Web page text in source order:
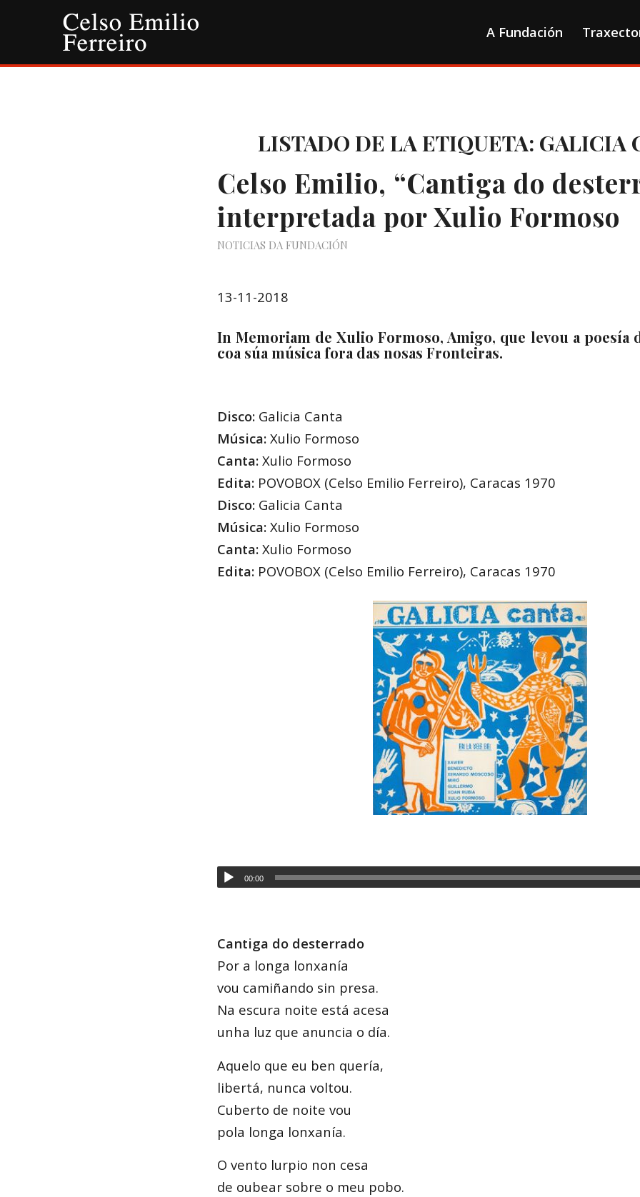
A Fundación
LISTADO DE LA ETIQUETA: GALICIA
Celso Emilio, “Cantiga do
interpretada por Xulio Formoso
NOTICIAS DA FUNDACIÓN
13-11-2018
In Memoriam de Xulio Formoso, Amigo, que levou a poesía
coa súa música fora das nosas Fronteiras.
Disco:Galicia Canta
Música:Xulio Formoso
Canta:Xulio Formoso
Edita:POVOBOX (Celso Emilio Ferreiro), Caracas 1970
Disco:Galicia Canta
Música:Xulio Formoso
Canta:Xulio Formoso
Edita:POVOBOX (Celso Emilio Ferreiro), Caracas 1970
00:00
Cantiga do desterrado
Por a longa lonxanía
vou camiñando sin presa.
Na escura noite está acesa
unha luz que anuncia o día.
Aquelo que eu ben quería,
libertá, nunca voltou.
Cuberto de noite vou
pola longa lonxanía.
O vento lurpio non cesa
de oubear sobre o meu pobo.